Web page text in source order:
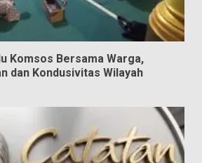
Komsos Bersama Warga,
dan Kondusivitas Wilayah